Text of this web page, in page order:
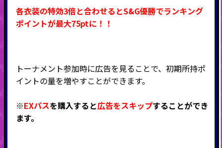
各衣装の特効3倍と合わせるとS&G優勝でランキング
ポイントが最大75ptに！！
トーナメント参加時に広告を見ることで、初期所持ポ
イントの量を増やすことができます。
※EXパスを購入すると広告をスキップすることができ
ます。